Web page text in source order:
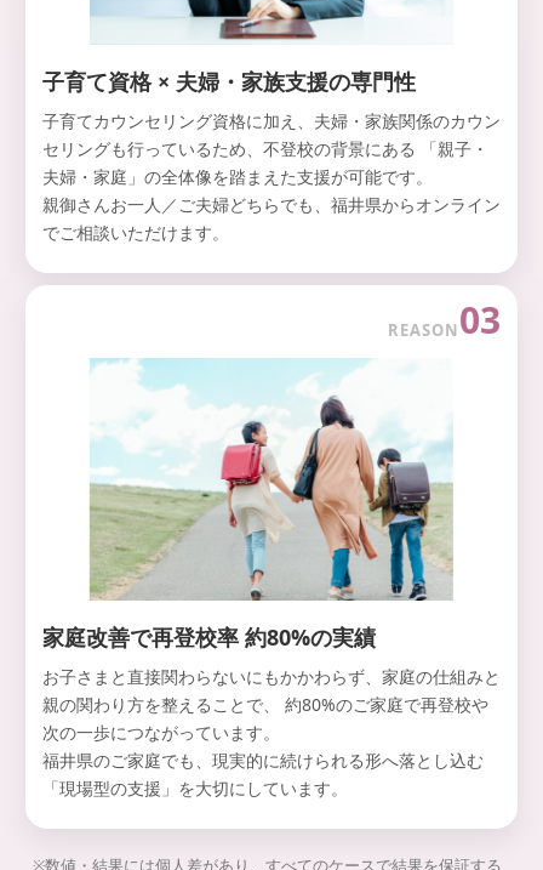
子育て資格 × 夫婦・家族支援の専門性
子育てカウンセリング資格に加え、夫婦・家族関係のカウン
セリングも行っているため、不登校の背景にある 「親子・
夫婦・家庭」の全体像を踏まえた支援が可能です。
親御さんお一人／ご夫婦どちらでも、福井県からオンライン
でご相談いただけます。
REASON03
家庭改善で再登校率 約80%の実績
お子さまと直接関わらないにもかかわらず、家庭の仕組みと
親の関わり方を整えることで、 約80%のご家庭で再登校や
次の一歩につながっています。
福井県のご家庭でも、現実的に続けられる形へ落とし込む
「現場型の支援」を大切にしています。
※数値・結果には個人差があり、すべてのケースで結果を保証する